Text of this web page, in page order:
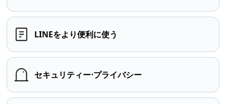
LINEをより便利に使う
セキュリティー⋅プライバシー